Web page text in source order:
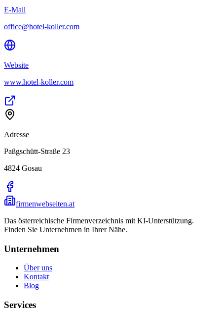
E-Mail
office@hotel-koller.com
Website
www.hotel-koller.com
Adresse
Paßgschütt-Straße 23
4824 Gosau
firmenwebseiten.at
Das österreichische Firmenverzeichnis mit KI-Unterstützung.
Finden Sie Unternehmen in Ihrer Nähe.
Unternehmen
Über uns
Kontakt
Blog
Services